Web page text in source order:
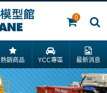
0
熱銷商品 YCC專區 最新消息